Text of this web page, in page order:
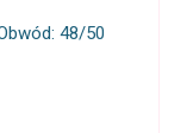
48/50